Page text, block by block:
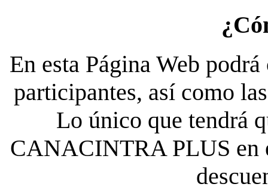
En esta Página Web
participantes, así como
Lo único que tendrá
CANACINTRA PLUS en